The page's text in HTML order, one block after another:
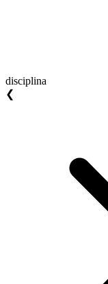
disciplina
❮